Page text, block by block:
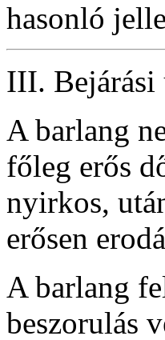
hasonló
III. Bejárási
A barlang
főleg erős
nyirkos,
erősen
A barlang
beszorulás